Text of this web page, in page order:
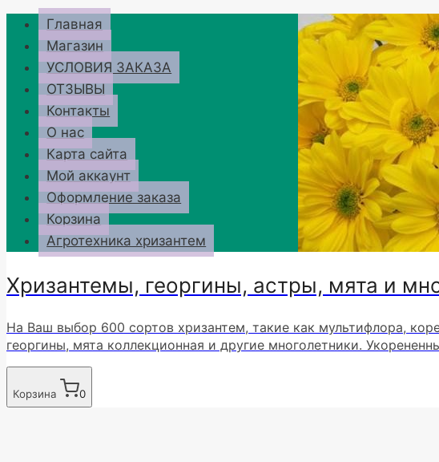
Перейти
содержимому
Главная
Магазин
УСЛОВИЯ ЗАКАЗА
ОТЗЫВЫ
Контакты
О нас
Карта сайта
Мой аккаунт
Оформление заказа
Корзина
Агротехника хризантем
Хризантемы, георгины, астры, мята и
На Ваш выбор 600 сортов хризантем, такие как мультифлора,
георгины, мята коллекционная и другие многолетники.
Корзина 0